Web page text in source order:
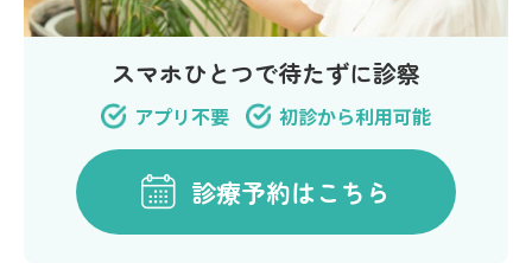
スマホひとつで待たずに診察
アプリ不要 初診から利用可能
診療予約はこちら